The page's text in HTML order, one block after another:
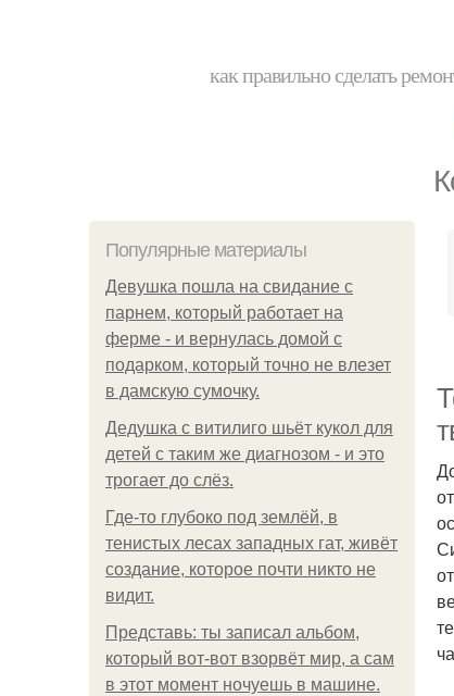
как правильно сделать
Популярные материалы
Девушка пошла на свидание с
парнем, который работает на
ферме - и вернулась домой с
подарком, который точно не влезет
в дамскую сумочку.
Дедушка с витилиго шьёт кукол для
детей с таким же диагнозом - и это
трогает до слёз.
Где-то глубоко под землёй, в
тенистых лесах западных гат, живёт
создание, которое почти никто не
видит.
Представь: ты записал альбом,
который вот-вот взорвёт мир, а сам
в этот момент ночуешь в машине.